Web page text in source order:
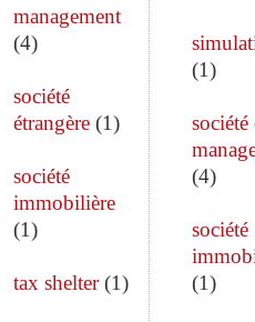
management
(4)
société
étrangère(1)
société
immobilière
(1)
tax shelter(1)
(1)
société
(4)
société
(1)